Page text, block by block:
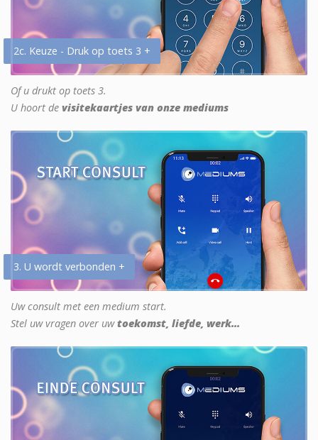
2c. Keuze - Druk op toets 3 +
Of u drukt op toets 3.
U hoort de visitekaartjes van onze mediums
3. U wordt verbonden +
Uw consult met een medium start.
Stel uw vragen over uwtoekomst, liefde, werk...